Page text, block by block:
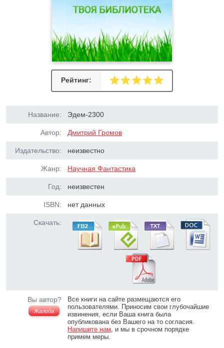
Рейтинг:
Название: Эдем-2300
Автор: Дмитрий Громов
Издательство: неизвестно
Жанр: Научная Фантастика
Год: неизвестен
ISBN: нет данных
Скачать:
Вы автор?
Жалоба
Все книги на сайте размещаются его
пользователями. Приносим свои глубочайшие
извинения, если Ваша книга была
опубликована без Вашего на то согласия.
Напишите нам, и мы в срочном порядке
примем меры.